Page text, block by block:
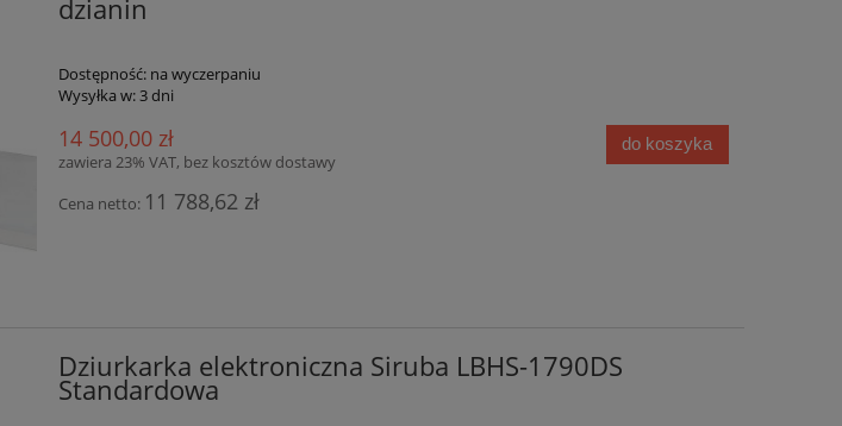
dzianin
Dostępność: na wyczerpaniu
Wysyłka w:3 dni
14 500,00 zł
zawiera 23% VAT, bez kosztów dostawy
Cena netto: 11 788,62 zł
do koszyka
Dziurkarka elektroniczna Siruba LBHS-1790DS
Standardowa